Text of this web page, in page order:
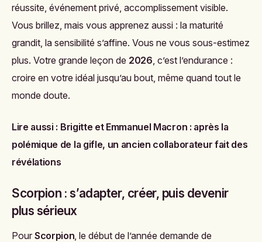
réussite, événement privé, accomplissement visible.
Vous brillez, mais vous apprenez aussi : la maturité
grandit, la sensibilité s’affine. Vous ne vous sous-estimez
plus. Votre grande leçon de 2026, c’est l’endurance :
croire en votre idéal jusqu’au bout, même quand tout le
monde doute.
Lire aussi : Brigitte et Emmanuel Macron : après la
polémique de la gifle, un ancien collaborateur fait des
révélations
Scorpion : s’adapter, créer, puis devenir
plus sérieux
Pour Scorpion, le début de l’année demande de